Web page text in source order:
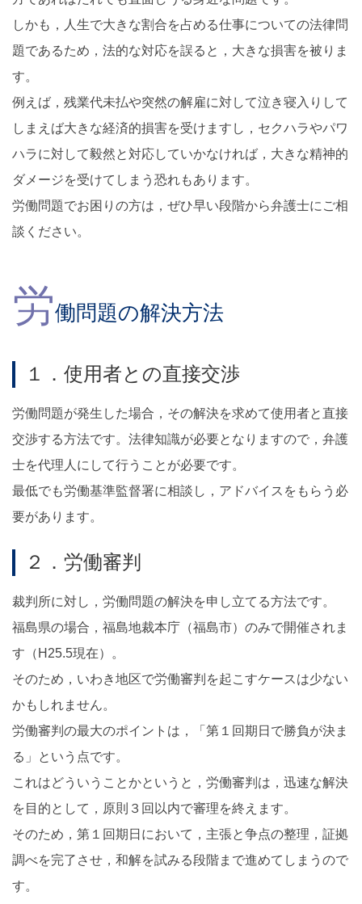
しかも，人生で大きな割合を占める仕事についての法律問
題であるため，法的な対応を誤ると，大きな損害を被りま
す。
例えば，残業代未払や突然の解雇に対して泣き寝入りして
しまえば大きな経済的損害を受けますし，セクハラやパワ
ハラに対して毅然と対応していかなければ，大きな精神的
ダメージを受けてしまう恐れもあります。
労働問題でお困りの方は，ぜひ早い段階から弁護士にご相
談ください。
労働問題の解決方法
１．使用者との直接交渉
労働問題が発生した場合，その解決を求めて使用者と直接
交渉する方法です。法律知識が必要となりますので，弁護
士を代理人にして行うことが必要です。
最低でも労働基準監督署に相談し，アドバイスをもらう必
要があります。
２．労働審判
裁判所に対し，労働問題の解決を申し立てる方法です。
福島県の場合，福島地裁本庁（福島市）のみで開催されま
す（H25.5現在）。
そのため，いわき地区で労働審判を起こすケースは少ない
かもしれません。
労働審判の最大のポイントは，「第１回期日で勝負が決ま
る」という点です。
これはどういうことかというと，労働審判は，迅速な解決
を目的として，原則３回以内で審理を終えます。
そのため，第１回期日において，主張と争点の整理，証拠
調べを完了させ，和解を試みる段階まで進めてしまうので
す。